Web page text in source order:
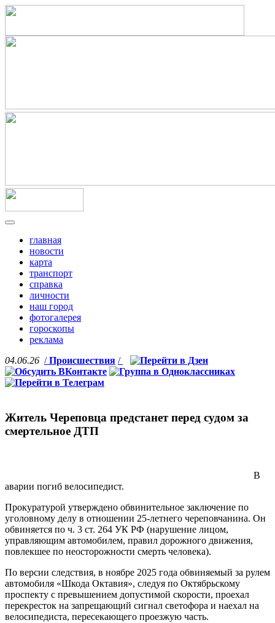
главная
новости
карта
транспорт
справка
личности
наш город
фотогалерея
гороскопы
реклама
04.06.26 /Происшествия /
Житель Череповца предстанет перед судом за
смертельное ДТП
В
аварии погиб велосипедист.
Прокуратурой утверждено обвинительное заключение по
уголовному делу в отношении 25-летнего череповчанина. Он
обвиняется по ч. 3 ст. 264 УК РФ (нарушение лицом,
управляющим автомобилем, правил дорожного движения,
повлекшее по неосторожности смерть человека).
По версии следствия, в ноябре 2025 года обвиняемый за рулем
автомобиля «Шкода Октавия», следуя по Октябрьскому
проспекту с превышением допустимой скорости, проехал
перекресток на запрещающий сигнал светофора и наехал на
велосипедиста, пересекающего проезжую часть.